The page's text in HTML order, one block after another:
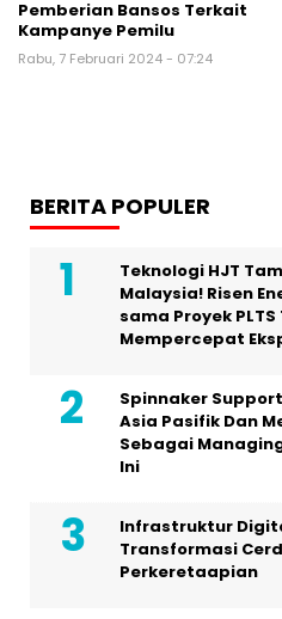
Pemberian Bansos Terkait
Kampanye Pemilu
Rabu, 7 Februari 2024 - 07:24
BERITA POPULER
Teknologi HJT
Malaysia! Risen
sama Proyek
Mempercepat
Spinnaker
Asia Pasifik Dan
Sebagai
Ini
Infrastruktur
Transformasi
Perkeretaapian